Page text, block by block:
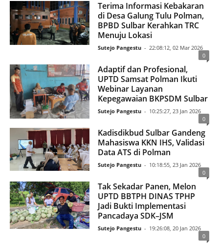
Terima Informasi Kebakaran
di Desa Galung Tulu Polman,
BPBD Sulbar Kerahkan TRC
Menuju Lokasi
Sutejo Pangestu - 22:08:12, 02 Mar 2026
0
Adaptif dan Profesional,
UPTD Samsat Polman Ikuti
Webinar Layanan
Kepegawaian BKPSDM Sulbar
Sutejo Pangestu - 10:25:27, 23 Jan 2026
0
Kadisdikbud Sulbar Gandeng
Mahasiswa KKN IHS, Validasi
Data ATS di Polman
Sutejo Pangestu - 10:18:55, 23 Jan 2026
0
Tak Sekadar Panen, Melon
UPTD BBTPH DINAS TPHP
Jadi Bukti Implementasi
Pancadaya SDK–JSM
Sutejo Pangestu - 19:26:08, 20 Jan 2026
0